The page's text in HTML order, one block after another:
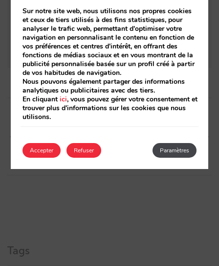
réservations de Mirai
Découvrez nos nouveaux rapports de ventes
mensuels
Post
navigation
Article précédent
demande et gestion de stock
pour DATES FUTURES
Qu’est-ce que c’est et
comment le voit le client
Tags
Sur notre site web, nous utilisons nos propres cookies
et ceux de tiers utilisés à des fins statistiques, pour
analyser le trafic web, permettant d'optimiser votre
navigation en personnalisant le contenu en fonction de
vos préférences et centres d'intérêt, en offrant des
fonctions de médias sociaux et en vous montrant de la
publicité personnalisée basée sur un profil créé à partir
de vos habitudes de navigation.
Nous pouvons également partager des informations
analytiques ou publicitaires avec des tiers.
En cliquantici, vous pouvez gérer votre consentement et
trouver plus d'informations sur les cookies que nous
utilisons.
Accepter Paramètres
Refuser